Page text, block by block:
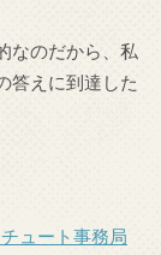
なのだから、私
答えに到達した
ュート事務局